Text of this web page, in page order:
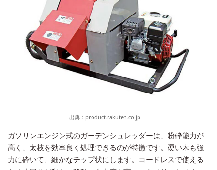
出典： product.rakuten.co.jp
ガソリンエンジン式のガーデンシュレッダーは、粉砕能力が
高く、太枝を効率良く処理できるのが特徴です。硬い木も強
力に砕いて、細かなチップ状にします。コードレスで使える